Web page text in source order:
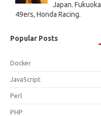
Japan.
49ers, Honda Racing.
Popular Posts
Docker
JavaScript
Perl
PHP